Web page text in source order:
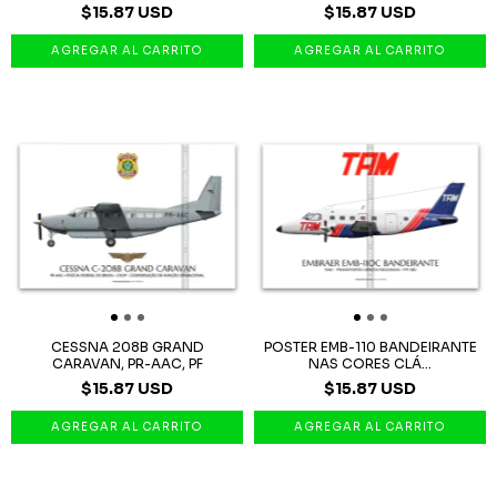
$15.87 USD $15.87 USD
CESSNA 208B GRAND
CARAVAN, PR-AAC, PF
$15.87 USD
POSTER EMB-110 BANDEIRANTE
NAS CORES CLÁ...
$15.87 USD